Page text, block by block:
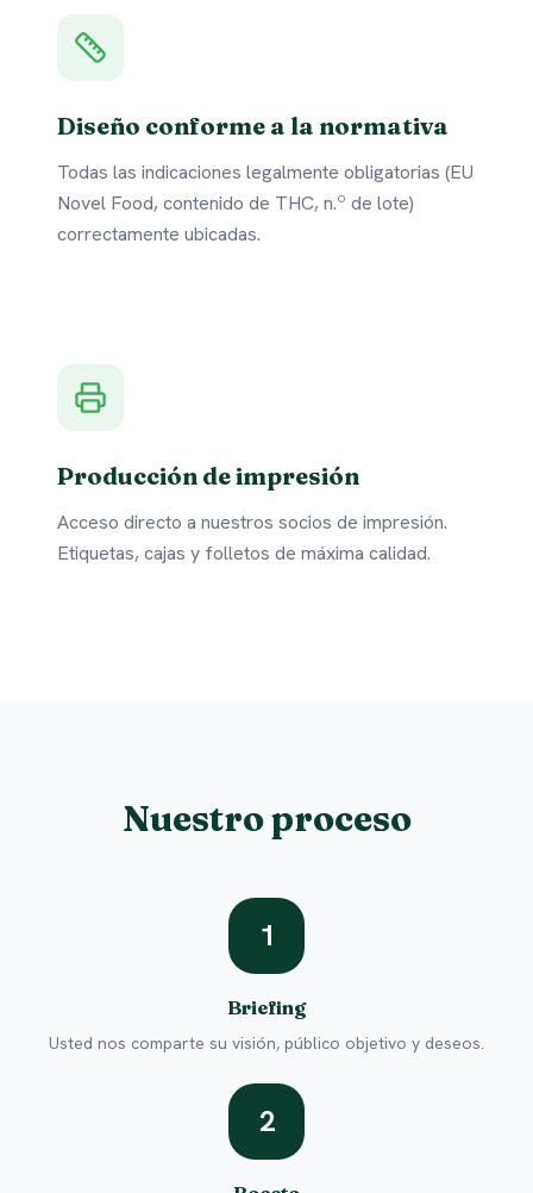
Diseño conforme a la normativa
Todas las indicaciones legalmente obligatorias (EU
Novel Food, contenido de THC, n.º de lote)
correctamente ubicadas.
Producción de impresión
Acceso directo a nuestros socios de impresión.
Etiquetas, cajas y folletos de máxima calidad.
Nuestro proceso
1
Briefing
Usted nos comparte su visión, público objetivo y deseos.
2